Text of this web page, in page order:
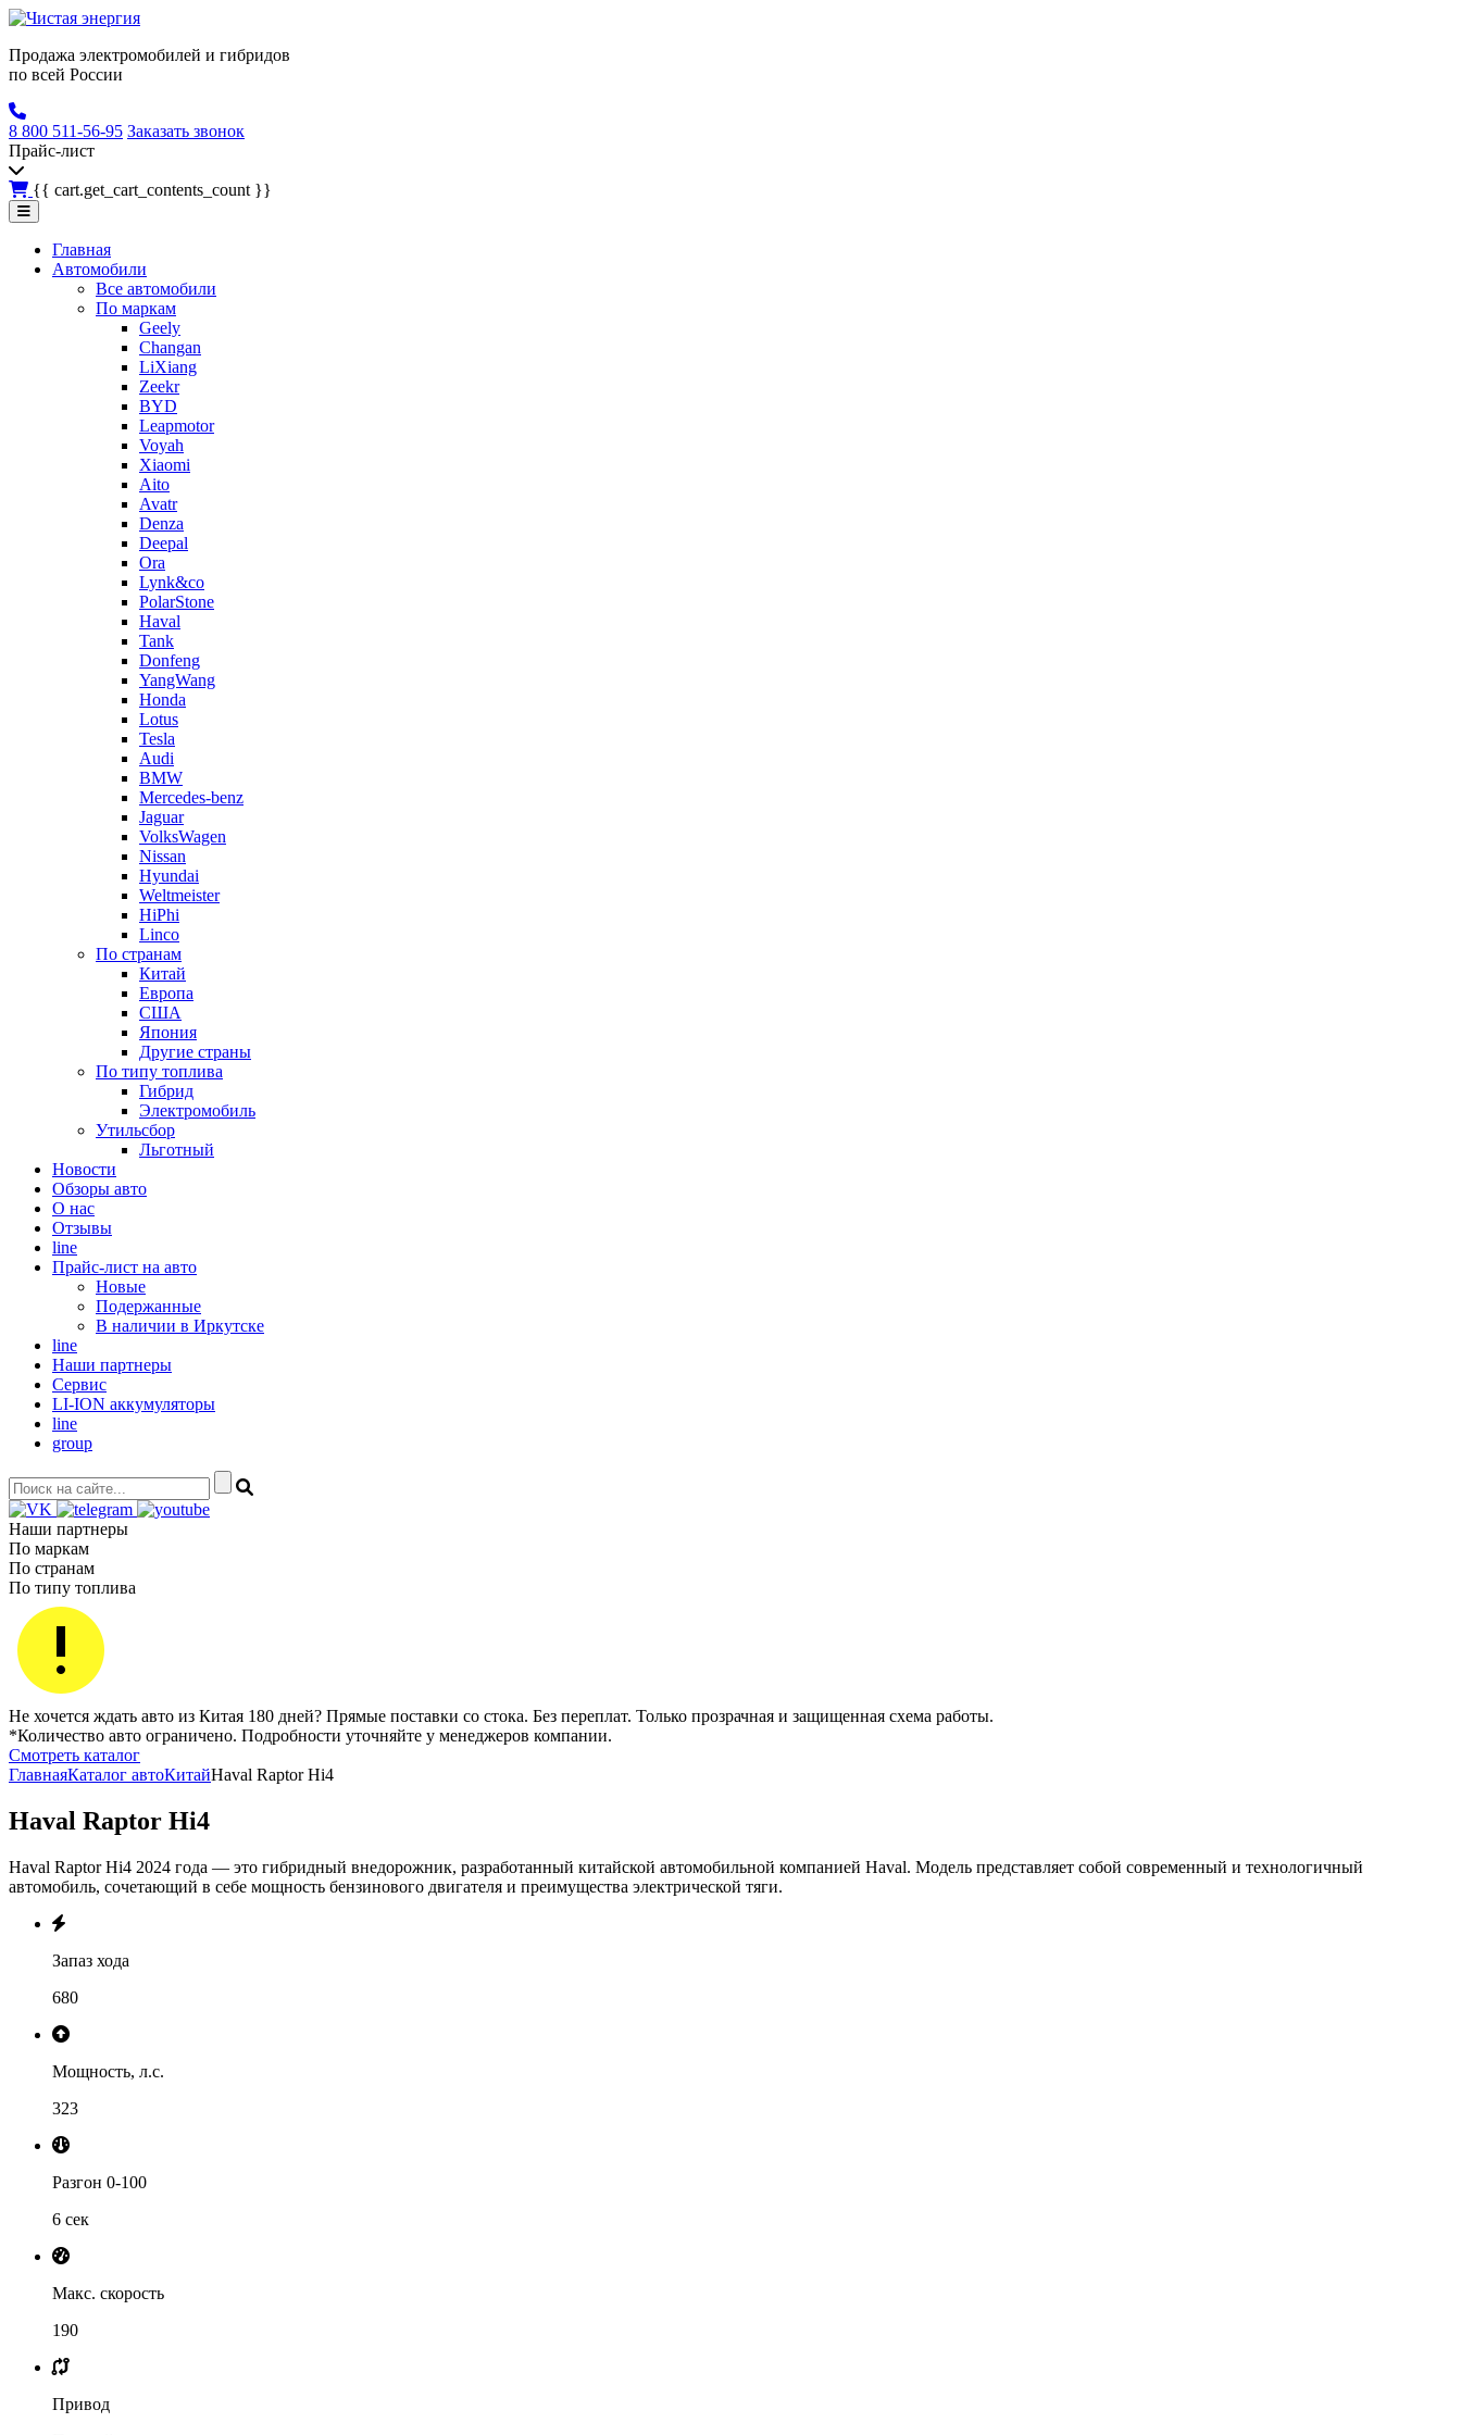
Продажа электромобилей и гибридов
по всей России
8 800 511-56-95 Заказать звонок
Прайс-лист
{{ cart.get_cart_contents_count }}
Главная
Автомобили
Все автомобили
По маркам
Geely
Changan
LiXiang
Zeekr
BYD
Leapmotor
Voyah
Xiaomi
Aito
Avatr
Denza
Deepal
Ora
Lynk&co
PolarStone
Haval
Tank
Donfeng
YangWang
Honda
Lotus
Tesla
Audi
BMW
Mercedes-benz
Jaguar
VolksWagen
Nissan
Hyundai
Weltmeister
HiPhi
Linco
По странам
Китай
Европа
США
Япония
Другие страны
По типу топлива
Гибрид
Электромобиль
Утильсбор
Льготный
Новости
Обзоры авто
О нас
Отзывы
line
Прайс-лист на авто
Новые
Подержанные
В наличии в Иркутске
line
Наши партнеры
Cервис
LI-ION аккумуляторы
line
group
Наши партнеры
По маркам
По странам
По типу топлива
Не хочется ждать авто из Китая 180 дней? Прямые поставки со стока. Без переплат. Только прозрачная и защищенная схема работы.
*Количество авто ограничено. Подробности уточняйте у менеджеров компании.
Смотреть каталог
ГлавнаяКаталог автоКитайHaval Raptor Hi4
Haval Raptor Hi4
Haval Raptor Hi4 2024 года — это гибридный внедорожник, разработанный китайской автомобильной компанией Haval. Модель представляет собой современный и технологичный
автомобиль, сочетающий в себе мощность бензинового двигателя и преимущества электрической тяги.
Запаз хода
680
Мощность, л.с.
323
Разгон 0-100
6 сек
Макс. скорость
190
Привод